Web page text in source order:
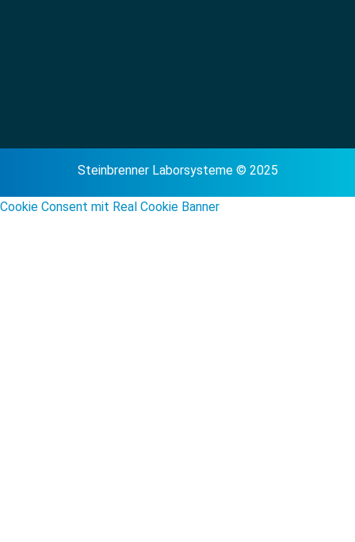
Steinbrenner Laborsysteme © 2025
Cookie Consent mit Real Cookie Banner